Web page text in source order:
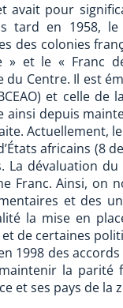
avait pour
tard en 1958,
des colonies
» et le « Franc
du Centre. Il est
et celle
ainsi depuis
Actuellement,
africains (8
dévaluation
Franc. Ainsi, on
et des
la mise en
de certaines
1998 des
la parité
et ses pays de la